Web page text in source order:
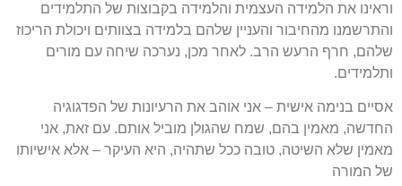
וראינו את הלמידה העצמית והלמידה בקבוצות של התלמידים
והתרשמנו מהחיבור והעניין שלהם בלמידה בצוותים ויכולת הריכוז
שלהם, חרף הרעש הרב. לאחר מכן, נערכה שיחה עם מורים
ותלמידים.
אסיים בנימה אישית – אני אוהב את הרעיונות של הפדגוגיה
החדשה, מאמין בהם, שמח שהגולן מוביל אותם. עם זאת, אני
מאמין שלא השיטה, טובה ככל שתהיה, היא העיקר – אלא אישיותו
של המורה